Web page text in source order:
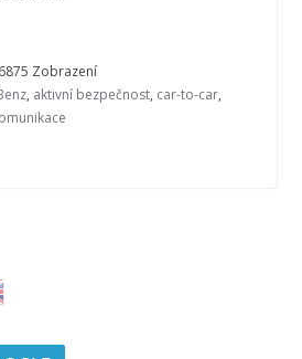
6875 Zobrazení
, aktivní bezpečnost, car-to-car,